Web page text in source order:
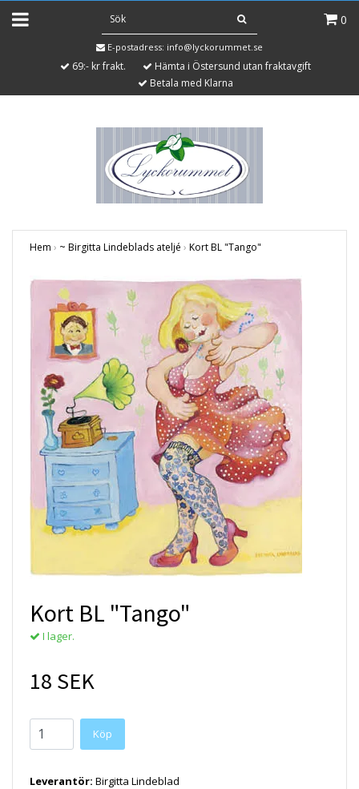
0
E-postadress: info@lyckorummet.se
69:- kr frakt.
Hämta i Östersund utan fraktavgift
Betala med Klarna
Hem › ~ Birgitta Lindeblads ateljé › Kort BL "Tango"
Kort BL "Tango"
I lager.
18 SEK
Köp
Leverantör: Birgitta Lindeblad